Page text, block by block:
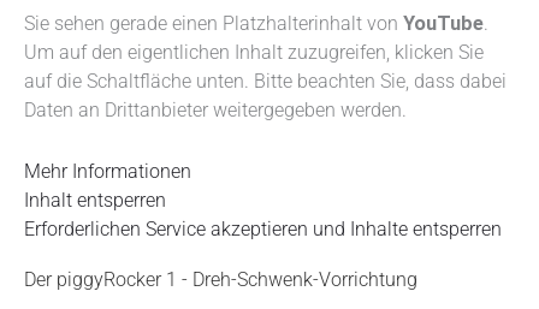
Sie sehen gerade einen Platzhalterinhalt von YouTube.
Um auf den eigentlichen Inhalt zuzugreifen, klicken Sie
auf die Schaltfläche unten. Bitte beachten Sie, dass dabei
Daten an Drittanbieter weitergegeben werden.
Mehr Informationen
Inhalt entsperren
Erforderlichen Service akzeptieren und Inhalte entsperren
Der piggyRocker 1 - Dreh-Schwenk-Vorrichtung